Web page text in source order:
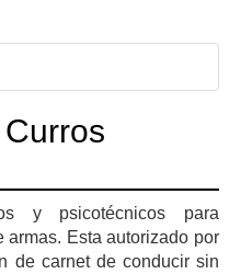
y psicotécnicos para
armas. Esta autorizado por
de carnet de conducir sin